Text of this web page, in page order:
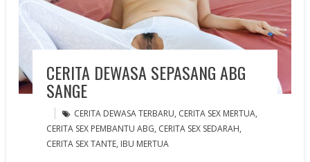
CERITA DEWASA SEPASANG ABG
SANGE
CERITA DEWASA TERBARU, CERITA SEX MERTUA,
CERITA SEX PEMBANTU ABG, CERITA SEX SEDARAH,
CERITA SEX TANTE, IBU MERTUA